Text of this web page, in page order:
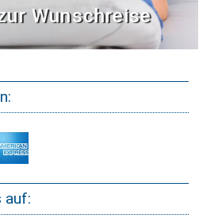
Wunschreise
auf: